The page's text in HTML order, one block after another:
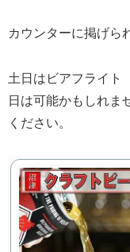
カウンターに掲げら
土日はビアフライト
日は可能かもしれま
ください。